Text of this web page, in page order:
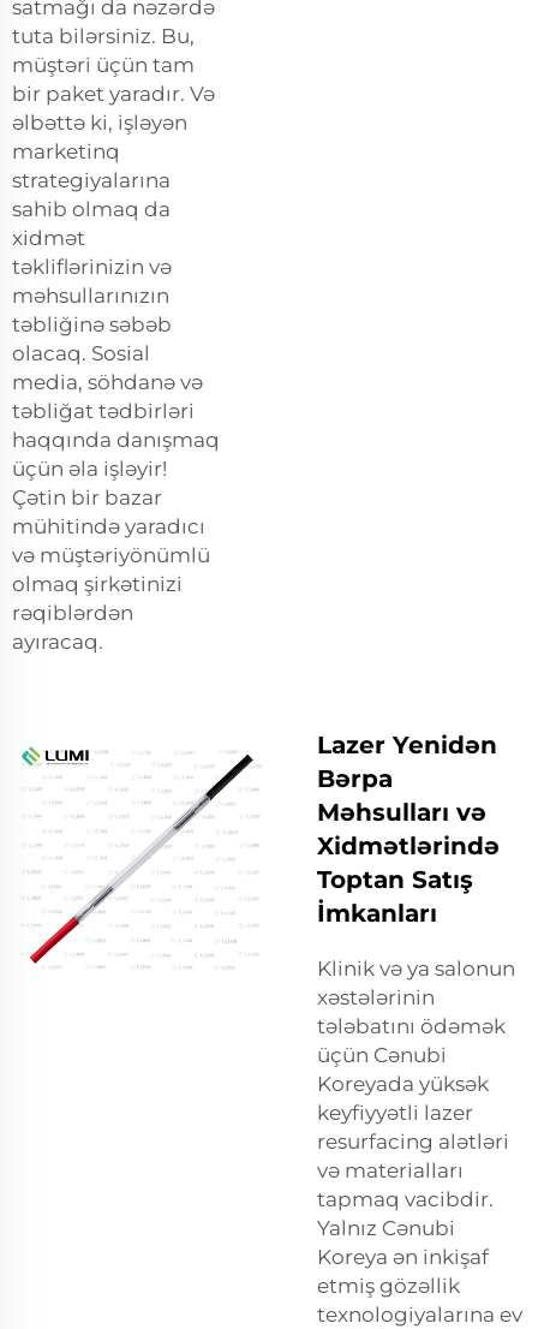
satmağı da nəzərdə
tuta bilərsiniz. Bu,
müştəri üçün tam
bir paket yaradır. Və
əlbəttə ki, işləyən
marketinq
strategiyalarına
sahib olmaq da
xidmət
təkliflərinizin və
məhsullarınızın
təbliğinə səbəb
olacaq. Sosial
mediа, söhdanə və
təbliğat tədbirləri
haqqında danışmaq
üçün əla işləyir!
Çətin bir bazar
mühitində yaradıcı
və müştəriyönümlü
olmaq şirkətinizi
rəqiblərdən
ayıracaq.
Lazer Yenidən
Bərpa
Məhsulları və
Xidmətlərində
Toptan Satış
İmkanları
Klinik və ya salonun
xəstələrinin
tələbatını ödəmək
üçün Cənubi
Koreyada yüksək
keyfiyyətli lazer
resurfacing alətləri
və materialları
tapmaq vacibdir.
Yalnız Cənubi
Koreya ən inkişaf
etmiş gözəllik
texnologiyalarına ev